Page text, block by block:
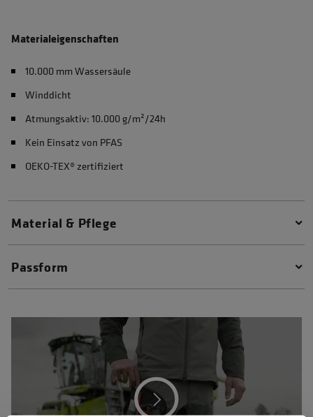
Materialeigenschaften
10.000 mm Wassersäule
Winddicht
Atmungsaktiv: 10.000 g/m²/24h
Kein Einsatz von PFAS
OEKO-TEX® zertifiziert
Material & Pflege
Passform